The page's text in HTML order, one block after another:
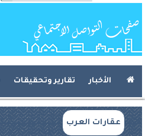
الأخبار تقارير وتحقيقات
عقارات العرب